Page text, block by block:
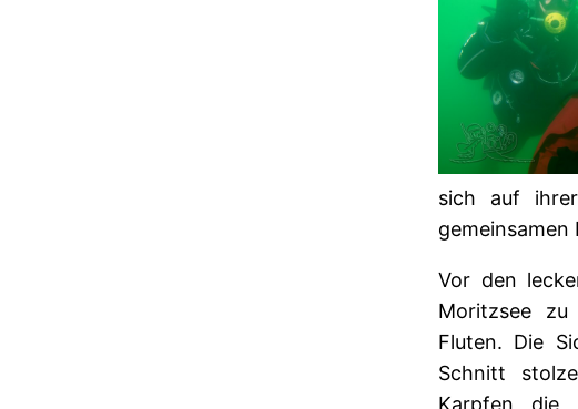
sich auf
Vor den
Moritzsee zu
Fluten. Die
Schnitt
Karpfen die